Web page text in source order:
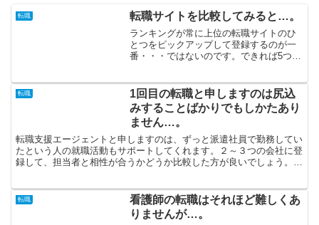
転職 転職サイトを比較してみると…。
ランキングが常に上位の転職サイトのひ
とつをピックアップして登録するのが一
番・・・ではないのです。できれば5つ前
の転職は売り手市場だと言えますが、そ
のような中でも本人が望...
転職
1回目の転職と申しますのは尻込
みすることばかりでもしかたあり
ません…。
転職支援エージェントと申しますのは、ずっと派遣社員で勤務してい
たという人の就職活動もサポートしてくれます。２～３つの会社に登
録して、担当者と相性が合うかどうか比較した方が良いでしょう。派
転職
看護師の転職はそれほど難しくあ
りませんが…。